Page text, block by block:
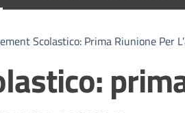
Scolastico: Prima Riunione Per